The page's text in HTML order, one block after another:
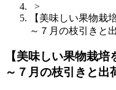
>
【美味しい果物栽
～７月の枝引きと
【美味しい果物栽培
～７月の枝引きと出